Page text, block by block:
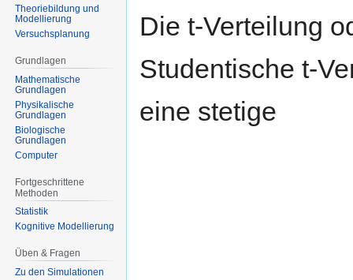
Navigation
Suche
Die t-Verteilung
Studentische t-
eine stetige
Theoriebildung und
Modellierung
Versuchsplanung
Grundlagen
Mathematische
Grundlagen
Physikalische
Grundlagen
Biologische
Grundlagen
Computer
Fortgeschrittene
Methoden
Statistik
Kognitive Modellierung
Üben & Fragen
Zu den Simulationen